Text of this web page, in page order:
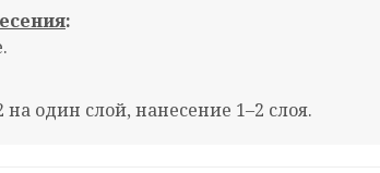
:
на один слой, нанесение 1–2 слоя.